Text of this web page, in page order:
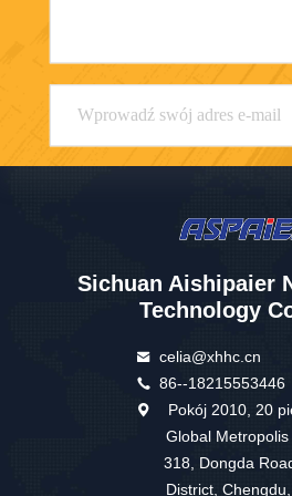
Sichuan Aishipaier
Technology
celia@xhhc.cn
86--18215553446
Pokój 2010, 20
Global
318, Dongda
District,